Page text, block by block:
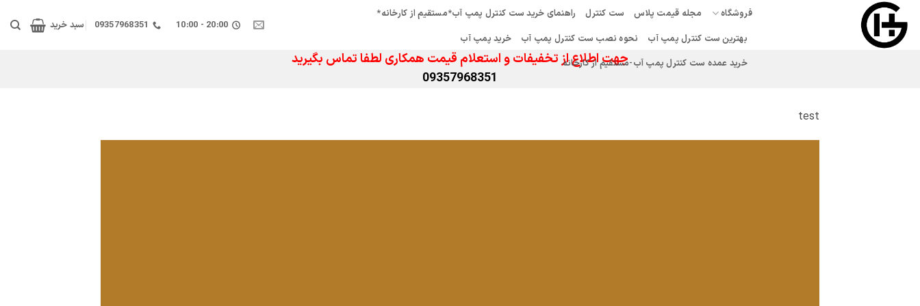
Skip
content
فروشگاه مجله قیمت پلاس ست کنترل
راهنمای خرید ست کنترل پمپ آب*مستقیم از کارخانه*
بهترین ست کنترل پمپ آب
نحوه نصب ست کنترل پمپ آب
خرید پمپ آب
خرید عمده ست کنترل پمپ آب-مستقیم از کارخانه
20:00 - 10:00
09357968351 سبد خرید
جهت اطلاع از تخفیفات و استعلام قیمت همکاری لطفا تماس بگیرید
09357968351
test